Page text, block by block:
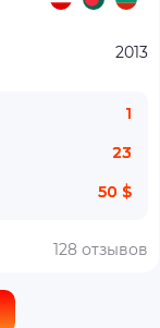
2013
1
23
50 $
128 отзывов